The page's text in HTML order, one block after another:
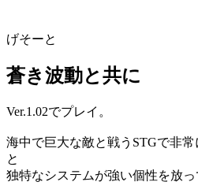
げそーと
蒼き波動と共に
Ver.1.02でプレイ。
海中で巨大な敵と戦うSTGで非
と
独特なシステムが強い個性を放っ